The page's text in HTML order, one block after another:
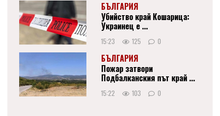
БЪЛГАРИЯ
Убийство край Кошарица:
Украинец е ...
15:23 125 0
БЪЛГАРИЯ
Пожар затвори
Подбалканския път край ...
15:22 103 0